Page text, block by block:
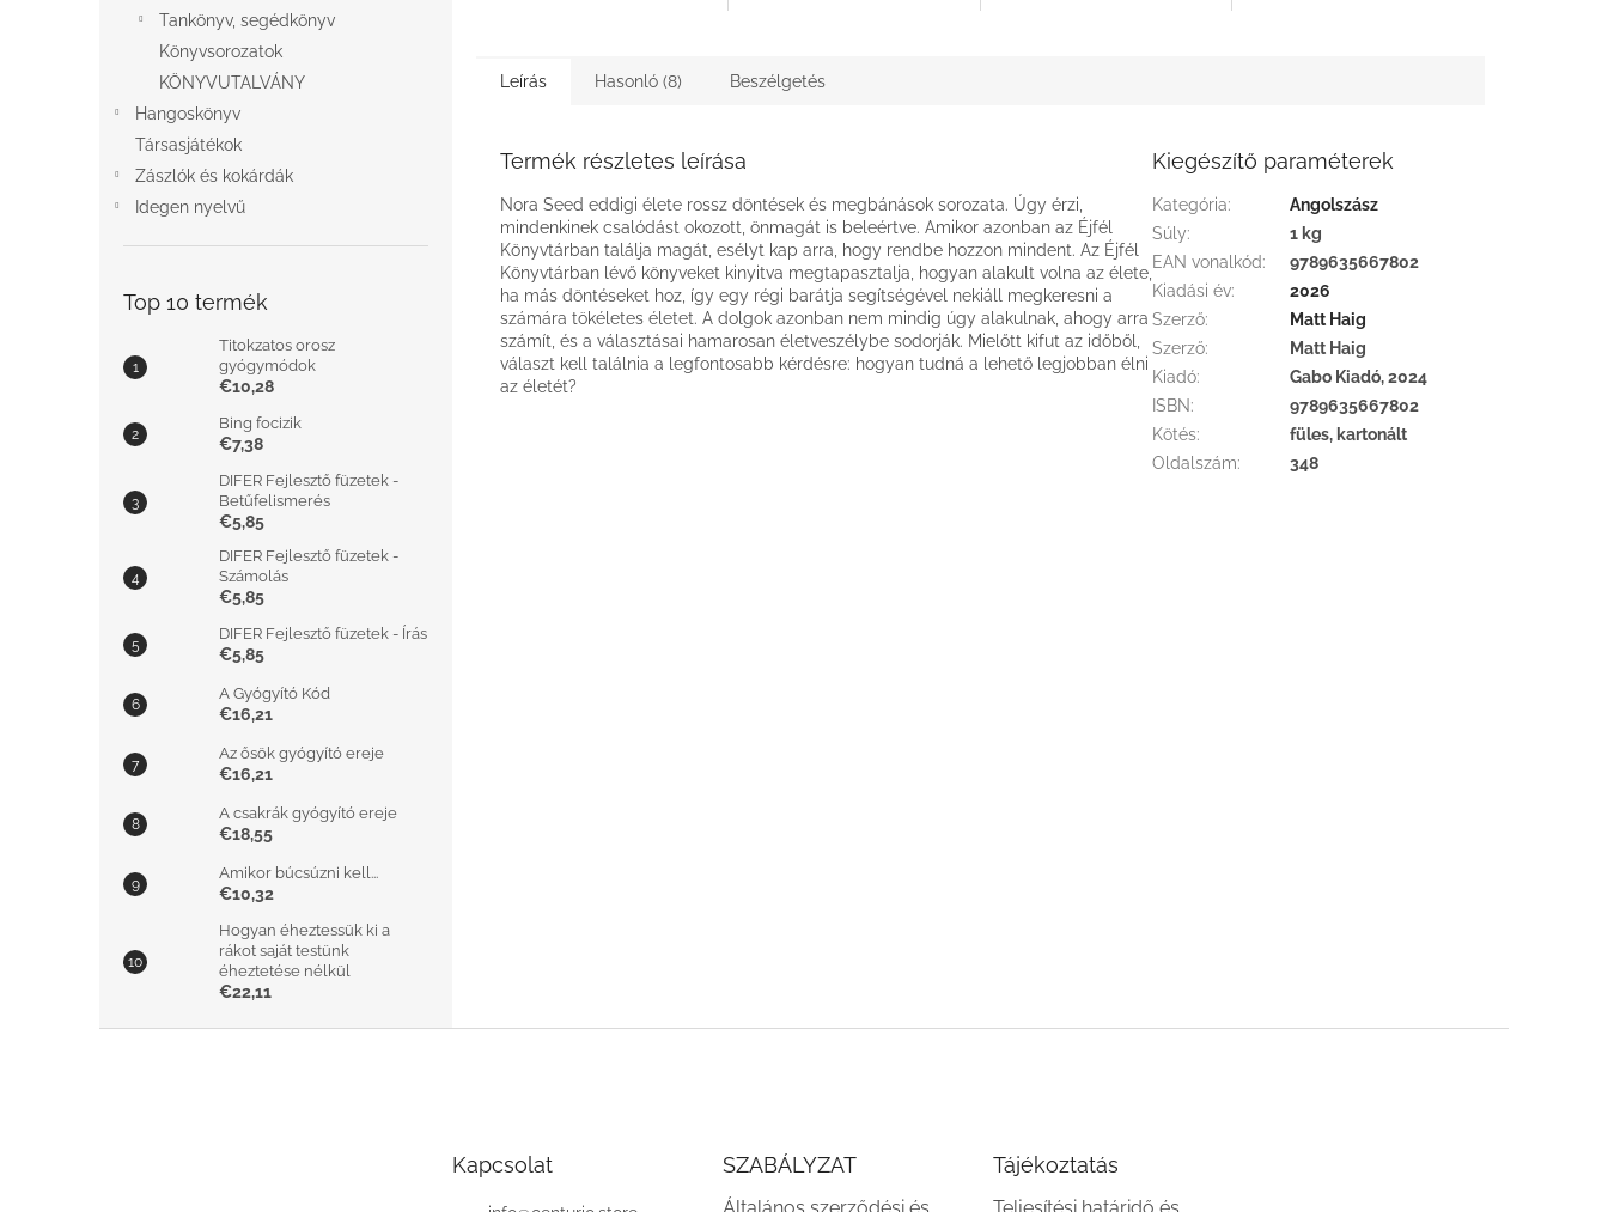
Tankönyv, segédkönyv
Könyvsorozatok
KÖNYVUTALVÁNY
Hangoskönyv
Társasjátékok
Zászlók és kokárdák
Idegen nyelvű
Top 10 termék
Titokzatos orosz
gyógymódok
€10,28
Bing focizik
€7,38
DIFER Fejlesztő füzetek -
Betűfelismerés
€5,85
DIFER Fejlesztő füzetek -
Számolás
€5,85
DIFER Fejlesztő füzetek - Írás
€5,85
A Gyógyító Kód
€16,21
Az ősök gyógyító ereje
€16,21
A csakrák gyógyító ereje
€18,55
Amikor búcsúzni kell...
€10,32
Hogyan éheztessük ki a
rákot saját testünk
éheztetése nélkül
€22,11
Leírás Hasonló (8) Beszélgetés
Termék részletes leírása
Nora Seed eddigi élete rossz döntések és megbánások sorozata. Úgy érzi,
mindenkinek csalódást okozott, önmagát is beleértve. Amikor azonban az Éjfél
Könyvtárban találja magát, esélyt kap arra, hogy rendbe hozzon mindent. Az Éjfél
Könyvtárban lévő könyveket kinyitva megtapasztalja, hogyan alakult volna az élete,
ha más döntéseket hoz, így egy régi barátja segítségével nekiáll megkeresni a
számára tökéletes életet. A dolgok azonban nem mindig úgy alakulnak, ahogy arra
számít, és a választásai hamarosan életveszélybe sodorják. Mielőtt kifut az időből,
választ kell találnia a legfontosabb kérdésre: hogyan tudná a lehető legjobban élni
az életét?
Kiegészítő paraméterek
Kategória:
Angolszász
Súly:
1 kg
EAN vonalkód:
9789635667802
Kiadási év:
2026
Szerző:
Matt Haig
Szerző:
Matt Haig
Kiadó:
Gabo Kiadó, 2024
ISBN:
9789635667802
Kötés:
füles, kartonált
Oldalszám: 348
Kapcsolat SZABÁLYZAT Tájékoztatás